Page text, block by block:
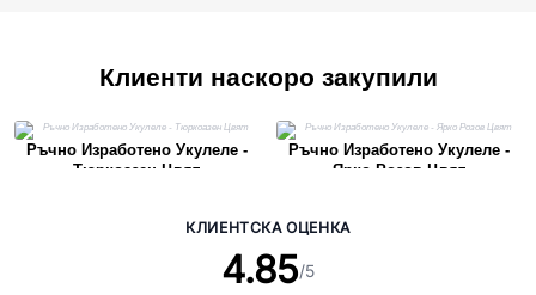
Клиенти наскоро закупили
Ръчно Изработено Укулеле -
Тюркоазен Цвят
Ръчно Изработено Укулеле -
Ярко Розов Цвят
КЛИЕНТСКА ОЦЕНКА
4.85/5